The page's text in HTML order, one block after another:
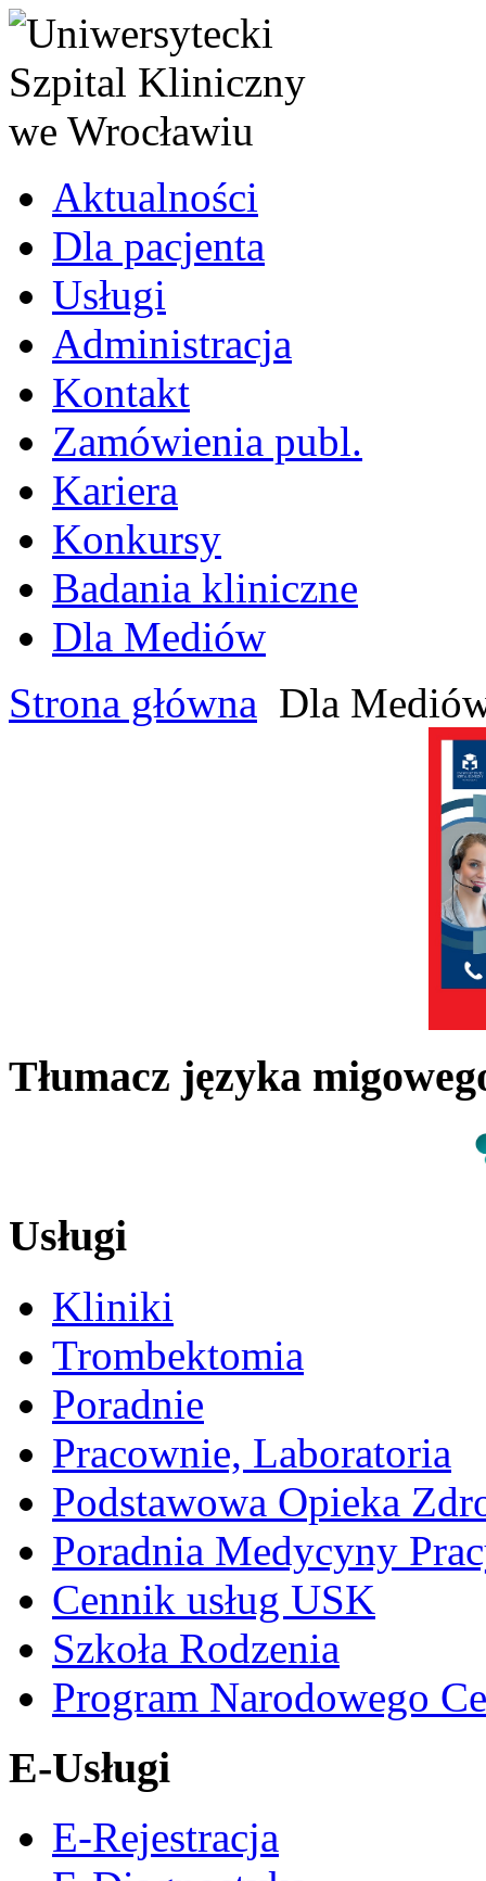
Aktualności
Dla pacjenta
Usługi
Administracja
Kontakt
Zamówienia publ.
Kariera
Konkursy
Badania kliniczne
Dla Mediów
Strona główna Dla
Tłumacz języka
Usługi
Kliniki
Trombektomia
Poradnie
Pracownie, Laboratoria
Podstawowa Opieka
Poradnia Medycyny
Cennik usług USK
Szkoła Rodzenia
Program Narodowego
E-Usługi
E-Rejestracja